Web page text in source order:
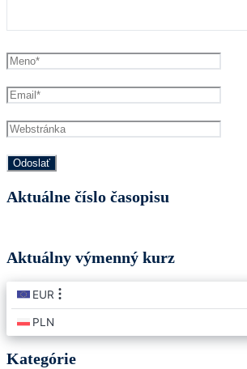
Aktuálne číslo časopisu
Aktuálny výmenný kurz
Kategórie